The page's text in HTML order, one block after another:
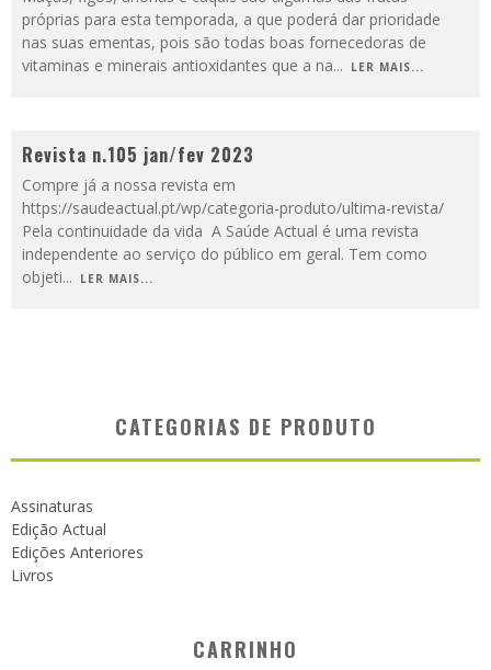
próprias para esta temporada, a que poderá dar prioridade
nas suas ementas, pois são todas boas fornecedoras de
vitaminas e minerais antioxidantes que a na... LER MAIS...
Revista n.105 jan/fev 2023
Compre já a nossa revista em
https://saudeactual.pt/wp/categoria-produto/ultima-revista/
Pela continuidade da vida A Saúde Actual é uma revista
independente ao serviço do público em geral. Tem como
objeti... LER MAIS...
CATEGORIAS DE PRODUTO
Assinaturas
Edição Actual
Edições Anteriores
Livros
CARRINHO